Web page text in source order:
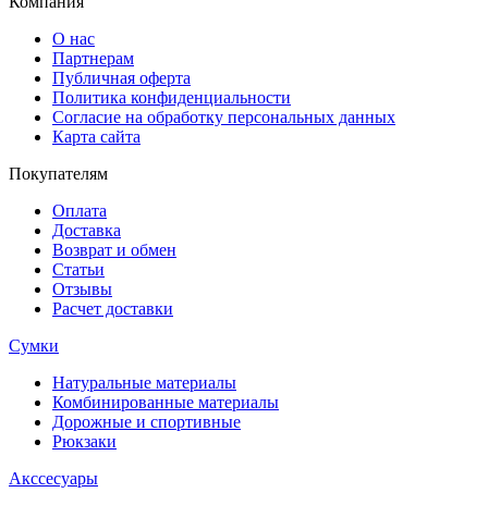
О нас
Партнерам
Публичная оферта
Политика конфиденциальности
Согласие на обработку персональных данных
Карта сайта
Покупателям
Оплата
Доставка
Возврат и обмен
Статьи
Отзывы
Расчет доставки
Сумки
Натуральные материалы
Комбинированные материалы
Дорожные и спортивные
Рюкзаки
Акссесуары